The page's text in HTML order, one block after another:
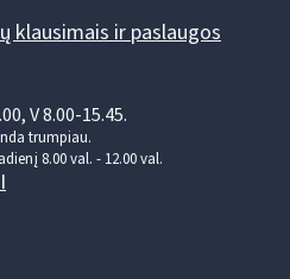
klausimais ir paslaugos
V 8.00-15.45.
trumpiau.
8.00 val. - 12.00 val.